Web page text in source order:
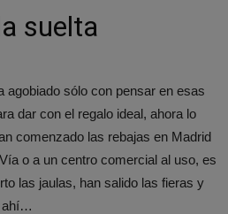
suelta
agobiado sólo con pensar en esas
dar con el regalo ideal, ahora lo
comenzado las rebajas en Madrid
o a un centro comercial al uso, es
las jaulas, han salido las fieras y
ahí…